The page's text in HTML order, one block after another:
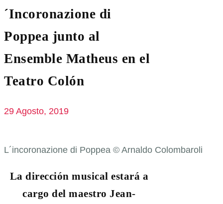
´Incoronazione di
Poppea junto al
Ensemble Matheus en el
Teatro Colón
29 Agosto, 2019
L´incoronazione di Poppea © Arnaldo Colombaroli
La dirección musical estará a
cargo del maestro Jean-